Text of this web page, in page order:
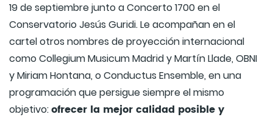
19 de septiembre junto a Concerto 1700 en el
Conservatorio Jesús Guridi. Le acompañan en el
cartel otros nombres de proyección internacional
como Collegium Musicum Madrid y Martín Llade, OBNI
y Miriam Hontana, o Conductus Ensemble, en una
programación que persigue siempre el mismo
objetivo:ofrecer la mejor calidad posible y